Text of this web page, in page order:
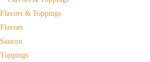
Flavors & Toppings
Flavors
Saucen
Toppings